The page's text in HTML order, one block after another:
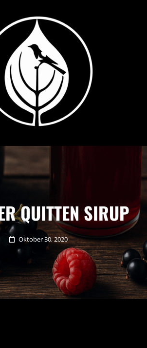
SPEZIALITÄTEN OTT
QUITTEN SIRUP
Posted
on
Oktober 30, 2020